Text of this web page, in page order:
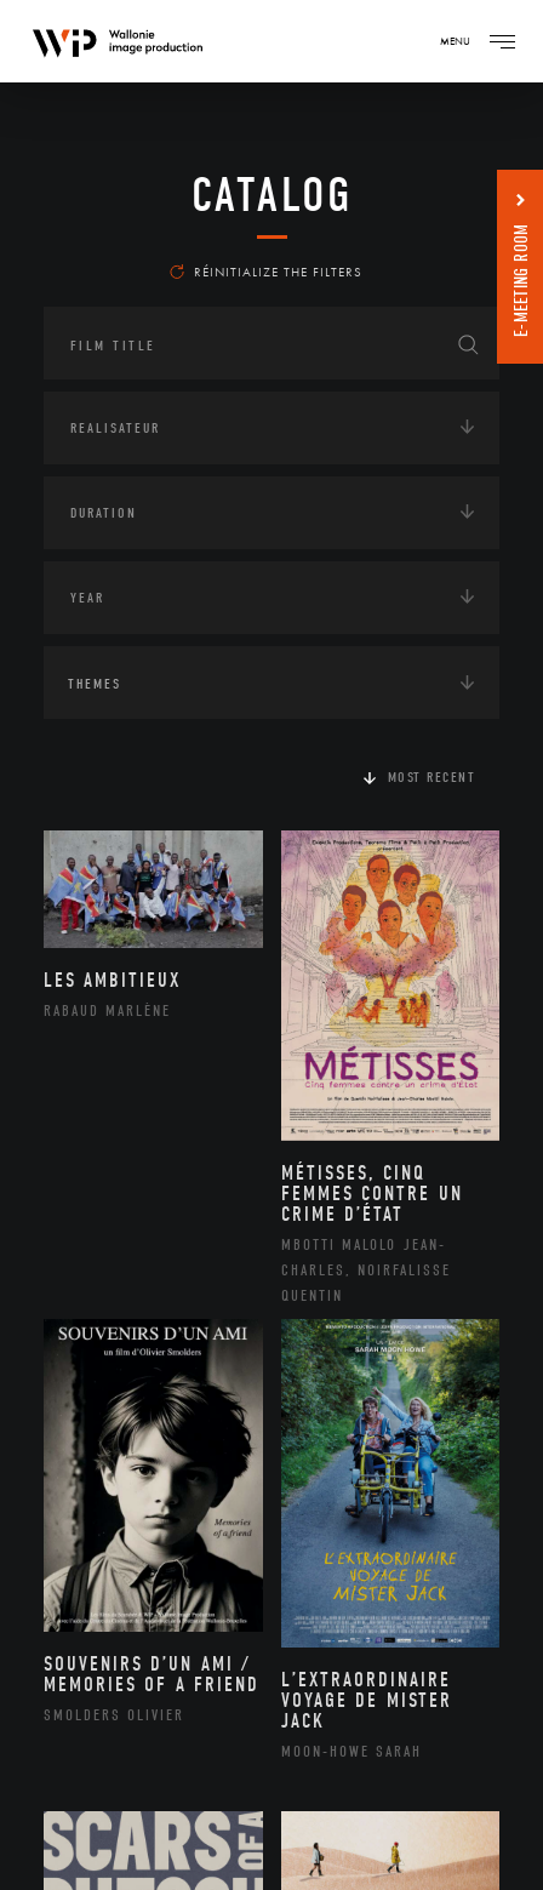
MENU
CATALOG
RÉINITIALIZE THE FILTERS
THEMES
MOST RECENT
LES AMBITIEUX
RABAUD MARLÈNE
MÉTISSES, CINQ
FEMMES CONTRE UN
CRIME D’ÉTAT
MBOTTI MALOLO JEAN-
CHARLES, NOIRFALISSE
QUENTIN
SOUVENIRS D’UN AMI /
MEMORIES OF A FRIEND
SMOLDERS OLIVIER
L’EXTRAORDINAIRE
VOYAGE DE MISTER
JACK
MOON-HOWE SARAH
E-MEETING ROOM